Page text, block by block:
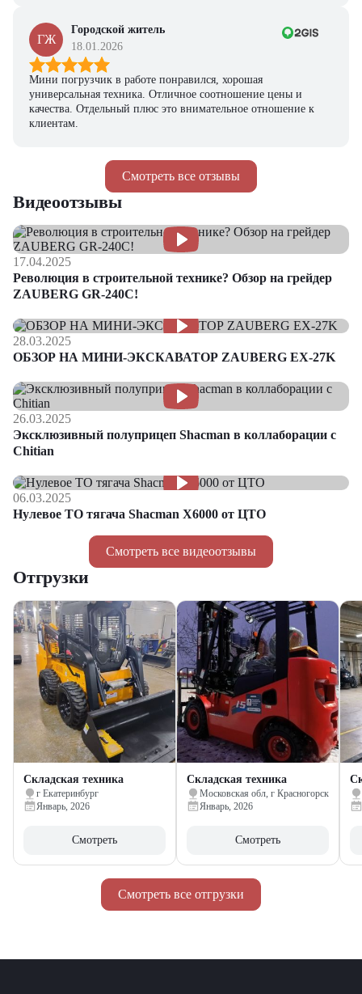
Смотреть все отзывы
ГЖ
Городской житель
18.01.2026
Мини погрузчик в работе понравился, хорошая
универсальная техника. Отличное соотношение цены и
качества. Отдельный плюс это внимательное отношение к
клиентам.
Смотреть все видеоотзывы
Видеоотзывы
17.04.2025
Революция в строительной технике? Обзор на грейдер
ZAUBERG GR-240C!
28.03.2025
ОБЗОР НА МИНИ-ЭКСКАВАТОР ZAUBERG EX-27K
26.03.2025
Эксклюзивный полуприцеп Shacman в коллаборации с
Chitian
06.03.2025
Нулевое ТО тягача Shacman Х6000 от ЦТО
Смотреть все отгрузки
Отгрузки
Складская техника
г Екатеринбург
Январь, 2026
Смотреть
Складская техника
Московская обл, г Красногорск
Январь, 2026
Смотреть